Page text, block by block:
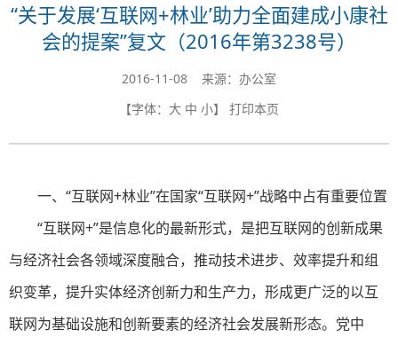
“关于发展‘互联网+林业’助力全面建成小康社
会的提案”复文（2016年第3238号）
2016-11-08 来源：办公室
【字体： 大 中 小】 打印本页
一、“互联网+林业”在国家“互联网+”战略中占有重要位置
“互联网+”是信息化的最新形式，是把互联网的创新成果
与经济社会各领域深度融合，推动技术进步、效率提升和组
织变革，提升实体经济创新力和生产力，形成更广泛的以互
联网为基础设施和创新要素的经济社会发展新形态。党中